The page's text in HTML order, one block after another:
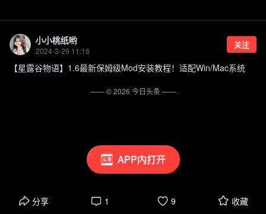
APP内打开
小小桃纸哟
2024-3-29 11:16
关注
【星露谷物语】1.6最新保姆级Mod安装教程！适配Win/Mac系统
分享 1 9 收藏
—— ©2026 今日头条——